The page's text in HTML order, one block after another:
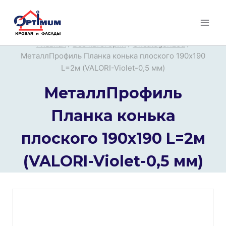
Перейти
Главная / Все категории / Uncategorized /
МеталлПрофиль Планка конька плоского 190х190
L=2м (VALORI-Violet-0,5 мм)
МеталлПрофиль
Планка конька
плоского 190х190 L=2м
(VALORI-Violet-0,5 мм)